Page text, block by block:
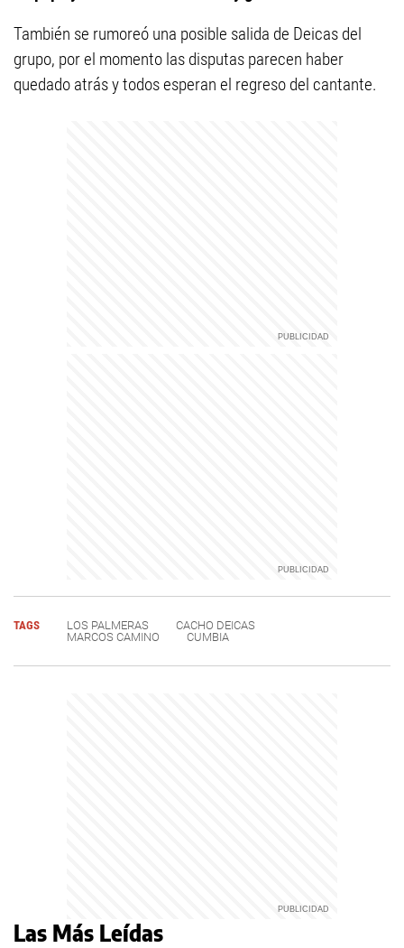
También se rumoreó una posible salida de Deicas del
grupo, por el momento las disputas parecen haber
quedado atrás y todos esperan el regreso del cantante.
TAGS LOS PALMERAS
CACHO DEICAS
MARCOS CAMINO
CUMBIA
Las Más Leídas